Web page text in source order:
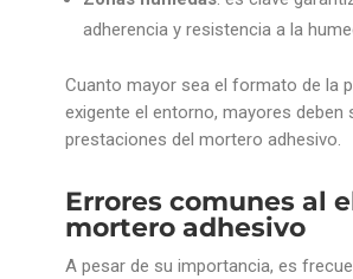
adherencia y resistencia a la
Cuanto mayor sea el formato de la
exigente el entorno, mayores deben
prestaciones del mortero adhesivo.
Errores comunes al
mortero adhesivo
A pesar de su importancia, es